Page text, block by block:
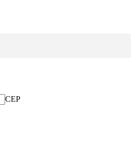
CEP